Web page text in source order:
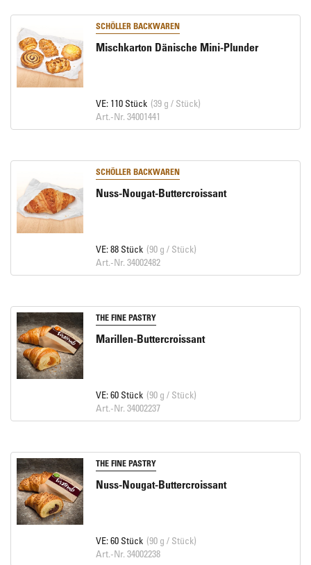
SCHÖLLER BACKWAREN
Mischkarton Dänische Mini-Plunder
VE: 110 Stück (39 g / Stück)
Art.-Nr. 34001441
SCHÖLLER BACKWAREN
Nuss-Nougat-Buttercroissant
VE: 88 Stück (90 g / Stück)
Art.-Nr. 34002482
THE FINE PASTRY
Marillen-Buttercroissant
VE: 60 Stück (90 g / Stück)
Art.-Nr. 34002237
THE FINE PASTRY
Nuss-Nougat-Buttercroissant
VE: 60 Stück (90 g / Stück)
Art.-Nr. 34002238